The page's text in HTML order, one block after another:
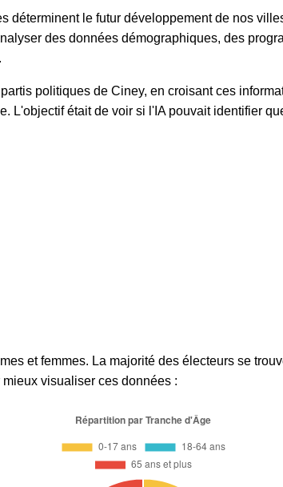
le futur développement de nos
des données démographiques, des
politiques de Ciney, en croisant ces
L'objectif était de voir si l'IA pouvait identifier
et femmes. La majorité des électeurs se
visualiser ces données :